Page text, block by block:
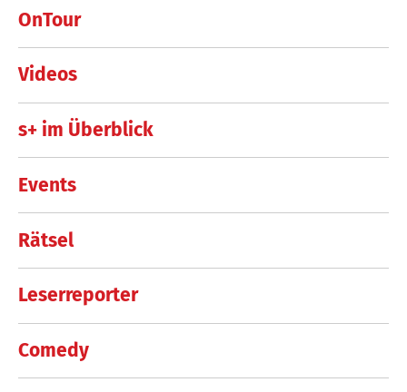
OnTour
Videos
s+ im Überblick
Events
Rätsel
Leserreporter
Comedy